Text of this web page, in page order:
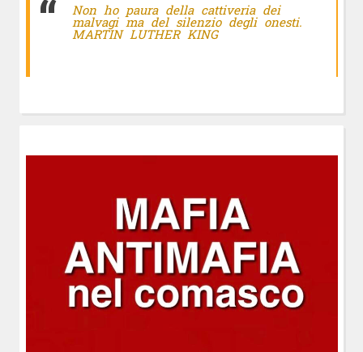
Non ho paura della cattiveria dei
malvagi ma del silenzio degli onesti.
MARTIN LUTHER KING